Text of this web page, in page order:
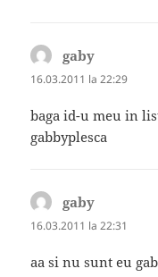
gaby
16.03.2011 la 22:29
baga id-u meu in
gabbyplesca
gaby
16.03.2011 la 22:31
aa si nu sunt eu